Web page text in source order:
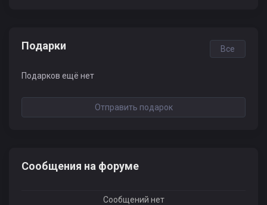
Подарки Все
Подарков ещё нет
Отправить подарок
Сообщения на форуме
Сообщений нет